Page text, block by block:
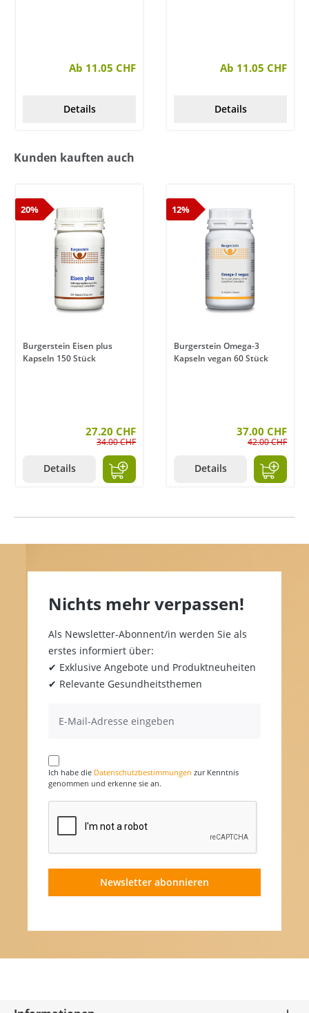
von 5 von 5 Sternen
Ab 11.05 CHF
Details
Ab 11.05 CHF
Details
Kunden kauften auch
20%
Burgerstein Eisen plus
Kapseln 150 Stück
27.20 CHF
34.00 CHF
Details
12%
Burgerstein Omega-3
Kapseln vegan 60 Stück
37.00 CHF
42.00 CHF
Details
Nichts mehr verpassen!
Als Newsletter-Abonnent/in werden Sie als
erstes informiert über:
✔ Exklusive Angebote und Produktneuheiten
✔ Relevante Gesundheitsthemen
Ich habe die Datenschutzbestimmungen zur Kenntnis
genommen und erkenne sie an.
Newsletter abonnieren